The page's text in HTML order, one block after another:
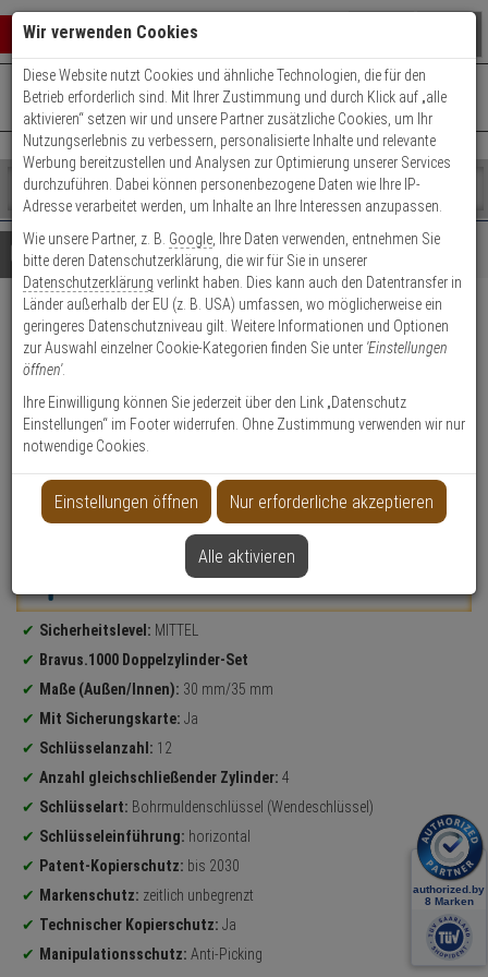
Warenkorb schließen
0 ARTIKEL IM WARENKORB
Ihr Warenkorb ist momentan leer.
Ergebnisse ()
Fertig
Shop
durchsuchen
Bitte
geben
Sie
mindestens
Zeichen
ein,
um
Suche
Es
wurde
noch
Kategorien
Suche
gestartet
+49 (0)821 899 493-0Mo. - Do.: 8:00 - 16:30 | Fr.: 8:00 - 14:00 Uhr
Kontaktservice nutzen
Details Beratung
4er Abus Bravus 1000
Doppelzylinder 30/35 12 Schl.
Produktmerkmale
Zylinder messen
Produktinformationen
Sicherheitslevel: MITTEL
Bravus.1000 Doppelzylinder-Set
Maße (Außen/Innen): 30 mm/35 mm
Mit Sicherungskarte: Ja
Schlüsselanzahl: 12
Anzahl gleichschließender Zylinder: 4
Schlüsselart: Bohrmuldenschlüssel (Wendeschlüssel)
Schlüsseleinführung: horizontal
Patent-Kopierschutz: bis 2030
Markenschutz: zeitlich unbegrenzt
Technischer Kopierschutz: Ja
Manipulationsschutz: Anti-Picking
Wir verwenden Cookies
Diese Website nutzt Cookies und ähnliche Technologien, die für den
Betrieb erforderlich sind. Mit Ihrer Zustimmung und durch Klick auf „alle
aktivieren“ setzen wir und unsere Partner zusätzliche Cookies, um Ihr
Nutzungserlebnis zu verbessern, personalisierte Inhalte und relevante
Werbung bereitzustellen und Analysen zur Optimierung unserer Services
durchzuführen. Dabei können personenbezogene Daten wie Ihre IP-
Adresse verarbeitet werden, um Inhalte an Ihre Interessen anzupassen.
Wie unsere Partner, z. B. Google , Ihre Daten verwenden, entnehmen Sie
bitte deren Datenschutzerklärung, die wir für Sie in unserer
Datenschutzerklärung verlinkt haben. Dies kann auch den Datentransfer in
Länder außerhalb der EU (z. B. USA) umfassen, wo möglicherweise ein
geringeres Datenschutzniveau gilt. Weitere Informationen und Optionen
zur Auswahl einzelner Cookie-Kategorien finden Sie unter 'Einstellungen
öffnen'.
Ihre Einwilligung können Sie jederzeit über den Link „Datenschutz
Einstellungen“ im Footer widerrufen. Ohne Zustimmung verwenden wir nur
notwendige Cookies.
Einstellungen öffnen Nur erforderliche akzeptieren
Alle aktivieren